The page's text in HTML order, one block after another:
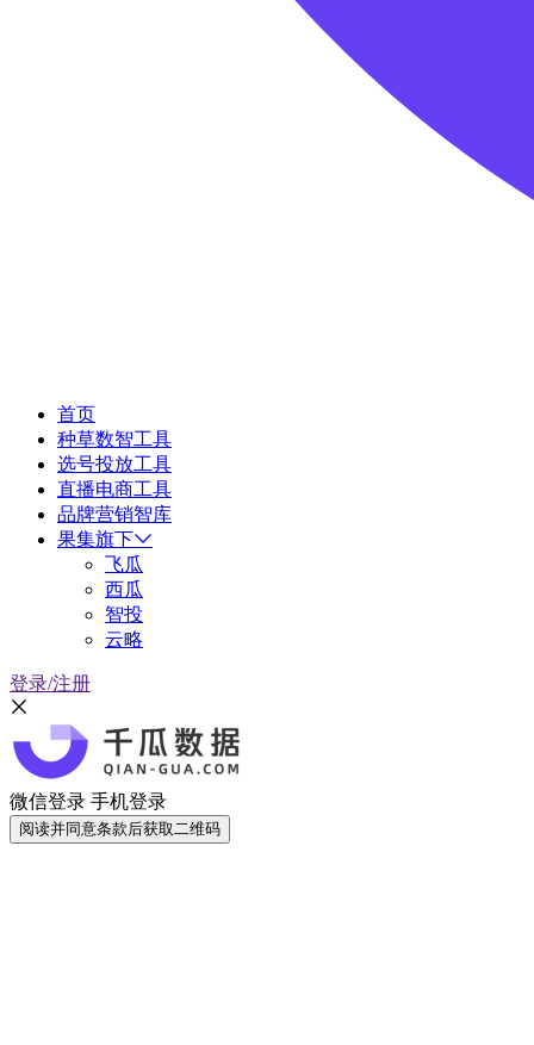
首页
种草数智工具
选号投放工具
直播电商工具
品牌营销智库
果集旗下
飞瓜
西瓜
智投
云略
登录/注册
微信登录 手机登录
阅读并同意条款后获取二维码